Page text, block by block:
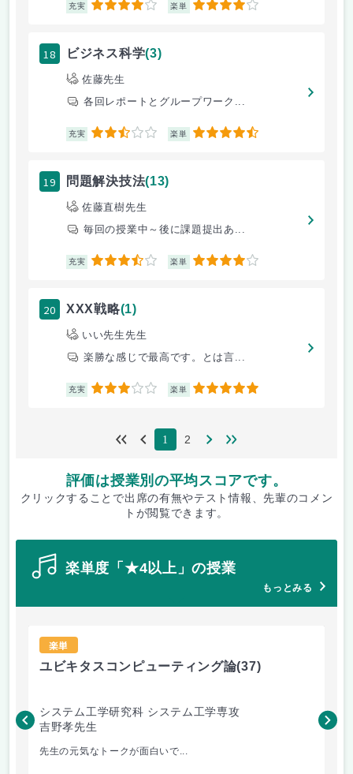
充実 4 楽単 4
18 ビジネス科学(3)
佐藤先生
各回レポートとグループワーク...
充実 2.5 楽単 4.5
19 問題解決技法(13)
佐藤直樹先生
毎回の授業中～後に課題提出あ...
充実 3.5 楽単 4
20 XXX戦略(1)
いい先生先生
楽勝な感じで最高です。とは言...
充実 3 楽単 5
1 2
評価は授業別の平均スコアです。
クリックすることで出席の有無やテスト情報、先輩のコメン
トが閲覧できます。
楽単度「★4以上」の授業
もっとみる
楽単
ユビキタスコンピューティング論(37)
システム工学研究科 システム工学専攻
吉野孝先生
先生の元気なトークが面白いで...
坂